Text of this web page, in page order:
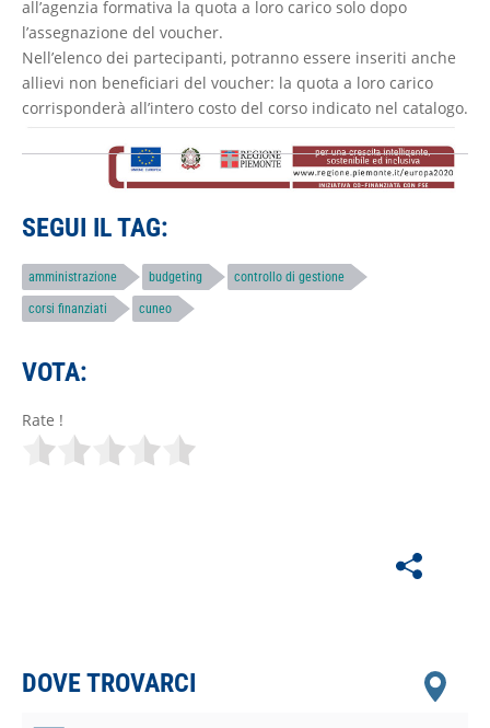
all’agenzia formativa la quota a loro carico solo dopo
l’assegnazione del voucher.
Nell’elenco dei partecipanti, potranno essere inseriti anche
allievi non beneficiari del voucher: la quota a loro carico
corrisponderà all’intero costo del corso indicato nel catalogo.
SEGUI IL TAG:
amministrazione budgeting controllo di gestione
corsi finanziati cuneo
VOTA:
Rate !
DOVE TROVARCI